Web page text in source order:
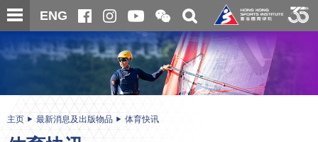
跳
至
内
ENG
开
合
微
信
二
维
码
关
搜
寻
内
主页 最新消息及出版物品 体育快讯